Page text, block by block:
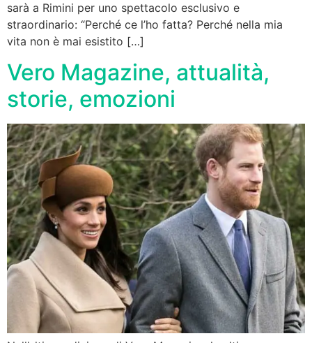
sarà a Rimini per uno spettacolo esclusivo e
straordinario: “Perché ce l’ho fatta? Perché nella mia
vita non è mai esistito […]
Vero Magazine, attualità,
storie, emozioni